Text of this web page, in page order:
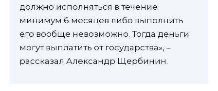
должно исполняться в течение
минимум 6 месяцев либо выполнить
его вообще невозможно. Тогда деньги
могут выплатить от государства», –
рассказал Александр Щербинин.